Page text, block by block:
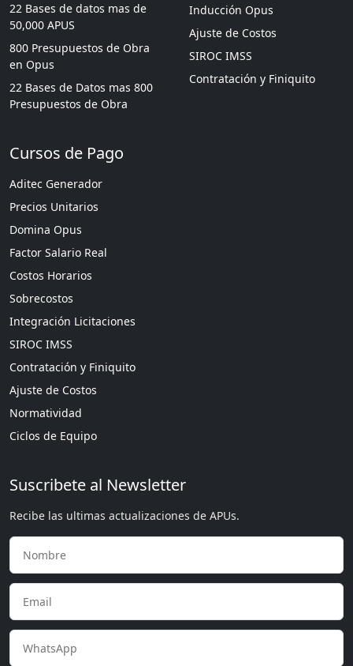
22 Bases de datos mas de
50,000 APUS
800 Presupuestos de Obra
en Opus
22 Bases de Datos mas 800
Presupuestos de Obra
Inducción Opus
Ajuste de Costos
SIROC IMSS
Contratación y Finiquito
Cursos de Pago
Aditec Generador
Precios Unitarios
Domina Opus
Factor Salario Real
Costos Horarios
Sobrecostos
Integración Licitaciones
SIROC IMSS
Contratación y Finiquito
Ajuste de Costos
Normatividad
Ciclos de Equipo
Suscribete al Newsletter
Recibe las ultimas actualizaciones de APUs.